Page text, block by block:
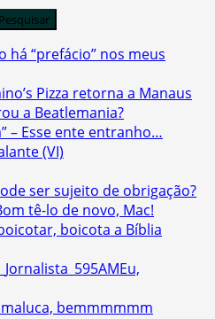
há “prefácio” nos meus
Pizza retorna a Manaus
a Beatlemania?
– Esse ente entranho…
(VI)
ser sujeito de obrigação?
tê-lo de novo, Mac!
boicota a Bíblia
Eu,
bemmmmmm